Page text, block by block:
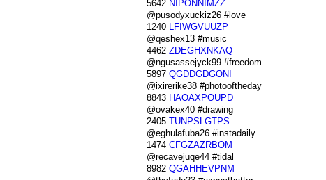
5642 NIPONNIMZZ
@pusodyxuckiz26 #love
1240 LFIWGVUUZP
@qeshex13 #music
4462 ZDEGHXNKAQ
@ngusassejyck99 #freedom
5897 QGDDGDGONI
@ixirerike38 #photooftheday
8843 HAOAXPOUPD
@ovakex40 #drawing
2405 TUNPSLGTPS
@eghulafuba26 #instadaily
1474 CFGZAZRBOM
@recavejuqe44 #tidal
8982 QGAHHEVPNM